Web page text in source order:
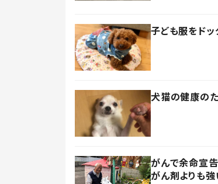
子ども服をド
犬猫の健康の
がんで余命宣
がん剤よりも強